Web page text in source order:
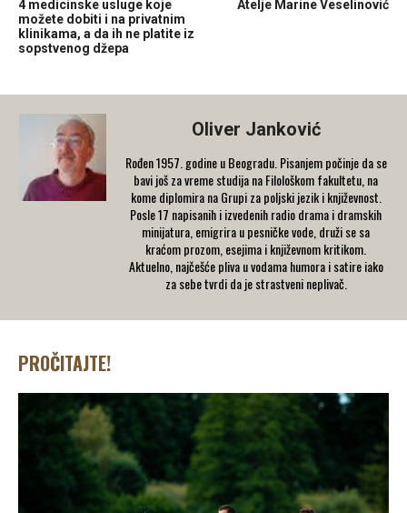
4 medicinske usluge koje
možete dobiti i na privatnim
klinikama, a da ih ne platite iz
sopstvenog džepa
Atelje Marine Veselinović
Oliver Janković
Rođen 1957. godine u Beogradu. Pisanjem počinje da se
bavi još za vreme studija na Filološkom fakultetu, na
kome diplomira na Grupi za poljski jezik i književnost.
Posle 17 napisanih i izvedenih radio drama i dramskih
minijatura, emigrira u pesničke vode, druži se sa
kraćom prozom, esejima i književnom kritikom.
Aktuelno, najčešće pliva u vodama humora i satire iako
za sebe tvrdi da je strastveni neplivač.
PROČITAJTE!